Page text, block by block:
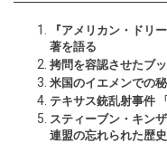
『アメリカン・ドリ
著を語る
拷問を容認させたブ
米国のイエメンでの
テキサス銃乱射事件
スティーブン・キン
連盟の忘れられた歴史